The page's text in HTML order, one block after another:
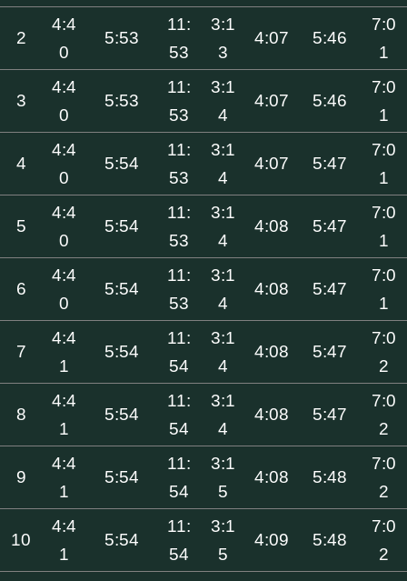
2
4:4
0
5:53
11:
53
3:1
3
4:07 5:46
7:0
1
3
4:4
0
5:53
11:
53
3:1
4
4:07 5:46
7:0
1
4
4:4
0
5:54
11:
53
3:1
4
4:07 5:47
7:0
1
5
4:4
0
5:54
11:
53
3:1
4
4:08 5:47
7:0
1
6
4:4
0
5:54
11:
53
3:1
4
4:08 5:47
7:0
1
7
4:4
1
5:54
11:
54
3:1
4
4:08 5:47
7:0
2
8
4:4
1
5:54
11:
54
3:1
4
4:08 5:47
7:0
2
9
4:4
1
5:54
11:
54
3:1
5
4:08 5:48
7:0
2
10
4:4
1
5:54
11:
54
3:1
5
4:09 5:48
7:0
2